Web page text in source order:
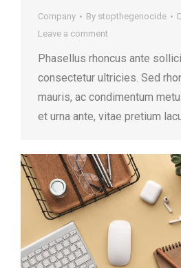
Company By stopthegenocide
Leave a comment
Phasellus rhoncus ante
consectetur ultricies. Sed
mauris, ac condimentum
et urna ante, vitae pretium